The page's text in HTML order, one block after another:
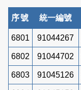
序號 統一編號
6801 91044267
6802 91044702
6803 91045126